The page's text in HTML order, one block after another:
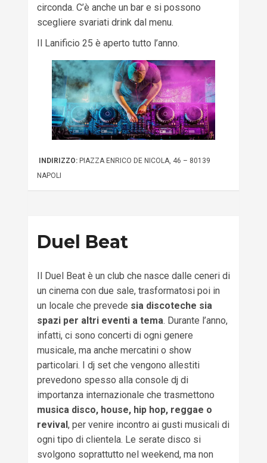
circonda. C’è anche un bar e si possono
scegliere svariati drink dal menu.
Il Lanificio 25 è aperto tutto l’anno.
INDIRIZZO:PIAZZA ENRICO DE NICOLA, 46 – 80139
NAPOLI
Duel Beat
Il Duel Beat è un club che nasce dalle ceneri di
un cinema con due sale, trasformatosi poi in
un locale che prevede sia discoteche sia
spazi per altri eventi a tema. Durante l’anno,
infatti, ci sono concerti di ogni genere
musicale, ma anche mercatini o show
particolari. I dj set che vengono allestiti
prevedono spesso alla console dj di
importanza internazionale che trasmettono
musica disco, house, hip hop, reggae o
revival, per venire incontro ai gusti musicali di
ogni tipo di clientela. Le serate disco si
svolgono soprattutto nel weekend, ma non